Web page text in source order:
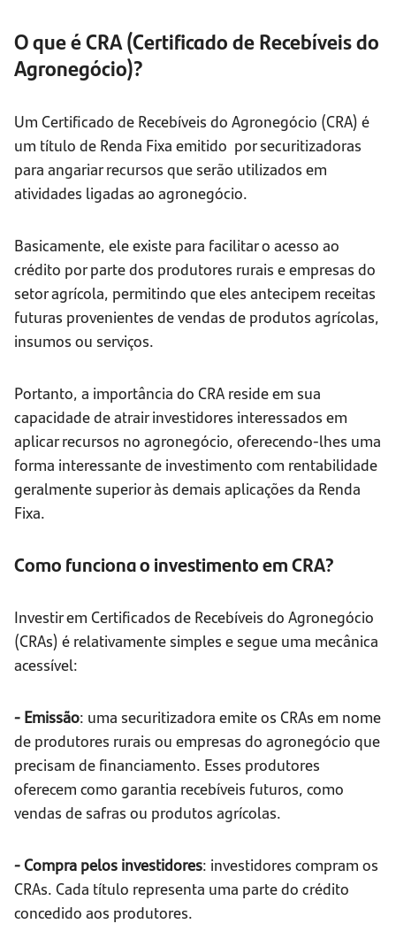
O que é CRA (Certificado de Recebíveis do
Agronegócio)?
Um Certificado de Recebíveis do Agronegócio (CRA) é
um título de Renda Fixa emitido por securitizadoras
para angariar recursos que serão utilizados em
atividades ligadas ao agronegócio.
Basicamente, ele existe para facilitar o acesso ao
crédito por parte dos produtores rurais e empresas do
setor agrícola, permitindo que eles antecipem receitas
futuras provenientes de vendas de produtos agrícolas,
insumos ou serviços.
Portanto, a importância do CRA reside em sua
capacidade de atrair investidores interessados em
aplicar recursos no agronegócio, oferecendo-lhes uma
forma interessante de investimento com rentabilidade
geralmente superior às demais aplicações da Renda
Fixa.
Como funciona o investimento em CRA?
Investir em Certificados de Recebíveis do Agronegócio
(CRAs) é relativamente simples e segue uma mecânica
acessível:
- Emissão: uma securitizadora emite os CRAs em nome
de produtores rurais ou empresas do agronegócio que
precisam de financiamento. Esses produtores
oferecem como garantia recebíveis futuros, como
vendas de safras ou produtos agrícolas.
- Compra pelos investidores: investidores compram os
CRAs. Cada título representa uma parte do crédito
concedido aos produtores.